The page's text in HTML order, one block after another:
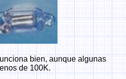
bien, aunque algunas
de 100K.